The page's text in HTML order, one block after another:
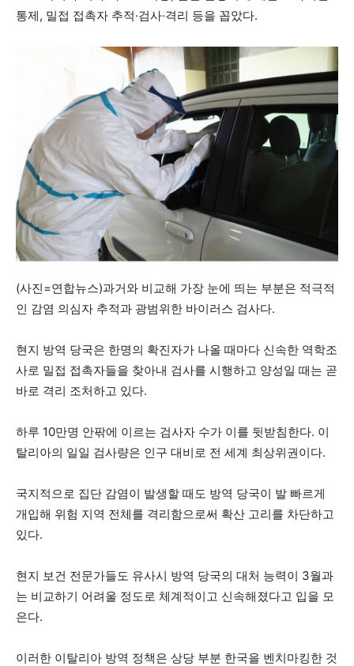
통제, 밀접 접촉자 추적·검사·격리 등을 꼽았다.
(사진=연합뉴스)과거와 비교해 가장 눈에 띄는 부분은 적극적
인 감염 의심자 추적과 광범위한 바이러스 검사다.
현지 방역 당국은 한명의 확진자가 나올 때마다 신속한 역학조
사로 밀접 접촉자들을 찾아내 검사를 시행하고 양성일 때는 곧
바로 격리 조처하고 있다.
하루 10만명 안팎에 이르는 검사자 수가 이를 뒷받침한다. 이
탈리아의 일일 검사량은 인구 대비로 전 세계 최상위권이다.
국지적으로 집단 감염이 발생할 때도 방역 당국이 발 빠르게
개입해 위험 지역 전체를 격리함으로써 확산 고리를 차단하고
있다.
현지 보건 전문가들도 유사시 방역 당국의 대처 능력이 3월과
는 비교하기 어려울 정도로 체계적이고 신속해졌다고 입을 모
은다.
이러한 이탈리아 방역 정책은 상당 부분 한국을 벤치마킹한 것